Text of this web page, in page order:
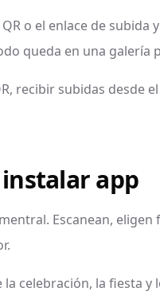
o el enlace de subida
queda en una galería
recibir subidas desde
app
Escanean, eligen
celebración, la fiesta y